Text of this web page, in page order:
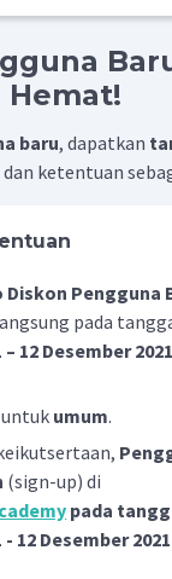
Hemat!
baru, dapatkan
ketentuan
Pengguna
pada
12 Desember 2021
umum.
(sign-up) di
pada
12 Desember 2021